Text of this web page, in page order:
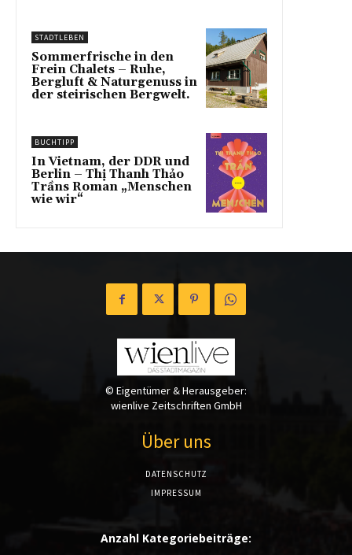
STADTLEBEN
Sommerfrische in den
Frein Chalets – Ruhe,
Bergluft & Naturgenuss in
der steirischen Bergwelt.
BUCHTIPP
In Vietnam, der DDR und
Berlin – Thị Thanh Thảo
Trầns Roman „Menschen
wie wir“
© Eigentümer & Herausgeber:
wienlive Zeitschriften GmbH
Über uns
DATENSCHUTZ
IMPRESSUM
Anzahl Kategoriebeiträge: